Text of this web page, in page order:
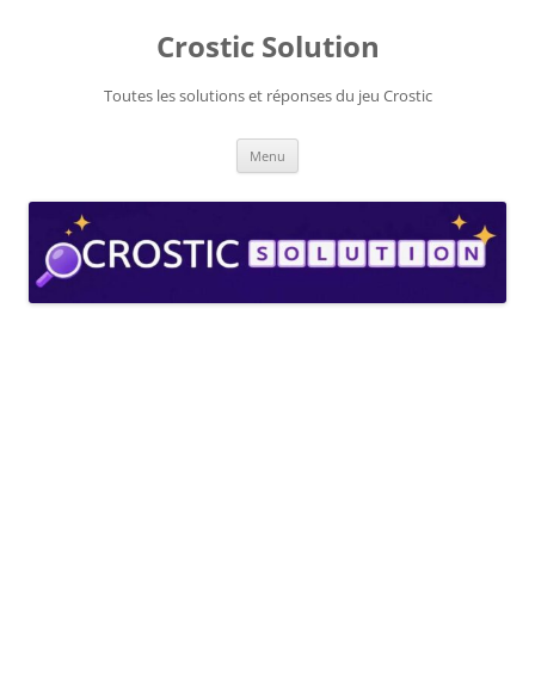
Crostic Solution
Toutes les solutions et réponses du jeu Crostic
Menu